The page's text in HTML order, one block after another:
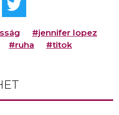
#jennifer lopez
#ruha #titok